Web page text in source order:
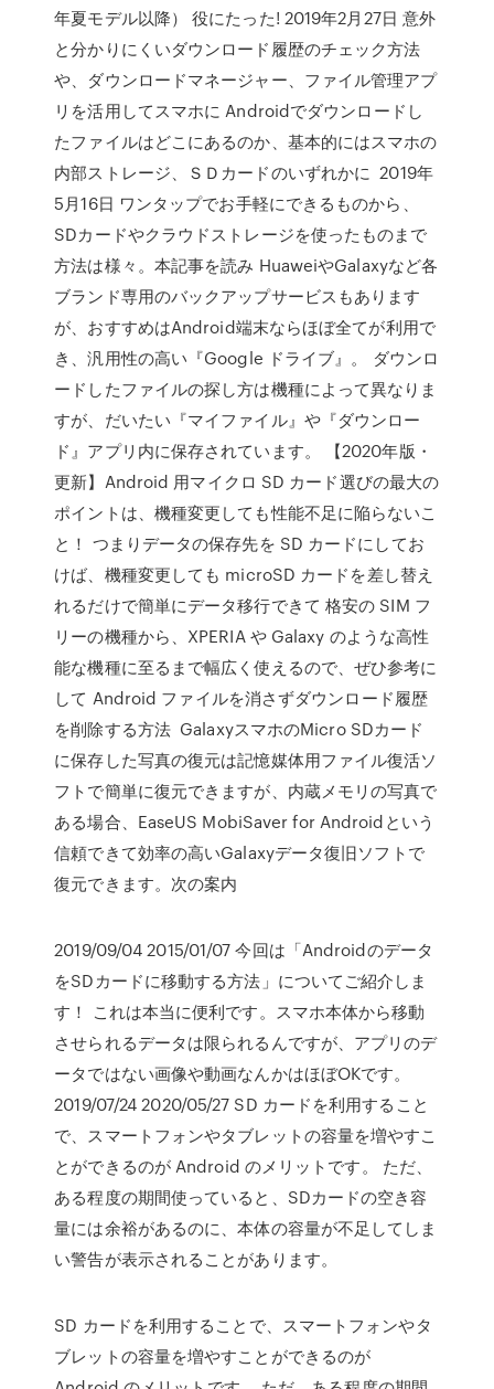
年夏モデル以降） 役にたった! 2019年2月27日 意外
と分かりにくいダウンロード履歴のチェック方法
や、ダウンロードマネージャー、ファイル管理アプ
リを活用してスマホに Androidでダウンロードし
たファイルはどこにあるのか、基本的にはスマホの
内部ストレージ、ＳＤカードのいずれかに 2019年
5月16日 ワンタップでお手軽にできるものから、
SDカードやクラウドストレージを使ったものまで
方法は様々。本記事を読み HuaweiやGalaxyなど各
ブランド専用のバックアップサービスもあります
が、おすすめはAndroid端末ならほぼ全てが利用で
き、汎用性の高い『Google ドライブ』。 ダウンロ
ードしたファイルの探し方は機種によって異なりま
すが、だいたい『マイファイル』や『ダウンロー
ド』アプリ内に保存されています。 【2020年版・
更新】Android 用マイクロ SD カード選びの最大の
ポイントは、機種変更しても性能不足に陥らないこ
と！ つまりデータの保存先を SD カードにしてお
けば、機種変更しても microSD カードを差し替え
れるだけで簡単にデータ移行できて 格安の SIM フ
リーの機種から、XPERIA や Galaxy のような高性
能な機種に至るまで幅広く使えるので、ぜひ参考に
して Android ファイルを消さずダウンロード履歴
を削除する方法 GalaxyスマホのMicro SDカード
に保存した写真の復元は記憶媒体用ファイル復活ソ
フトで簡単に復元できますが、内蔵メモリの写真で
ある場合、EaseUS MobiSaver for Androidという
信頼できて効率の高いGalaxyデータ復旧ソフトで
復元できます。次の案内
2019/09/04 2015/01/07 今回は「Androidのデータ
をSDカードに移動する方法」についてご紹介しま
す！ これは本当に便利です。スマホ本体から移動
させられるデータは限られるんですが、アプリのデ
ータではない画像や動画なんかはほぼOKです。
2019/07/24 2020/05/27 SD カードを利用すること
で、スマートフォンやタブレットの容量を増やすこ
とができるのが Android のメリットです。 ただ、
ある程度の期間使っていると、SDカードの空き容
量には余裕があるのに、本体の容量が不足してしま
い警告が表示されることがあります。
SD カードを利用することで、スマートフォンやタ
ブレットの容量を増やすことができるのが